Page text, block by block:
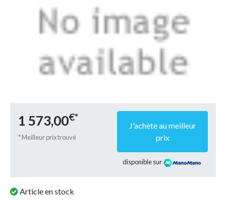
1 573,00€*
* Meilleur prix trouvé
J'achète au meilleur
prix
disponible sur
Article en stock